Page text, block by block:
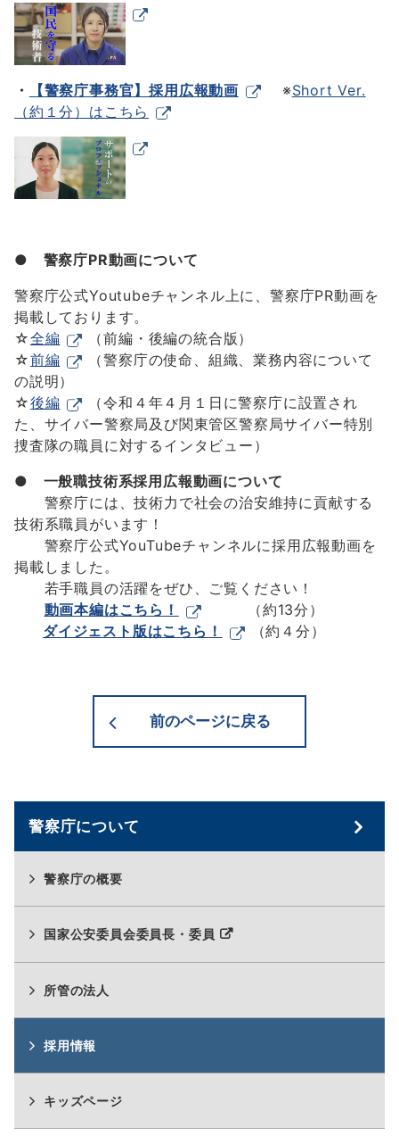
・ 【警察庁事務官】採用広報動画 ※Short Ver.
（約１分）はこちら
● 警察庁PR動画について
警察庁公式Youtubeチャンネル上に、警察庁PR動画を
掲載しております。
☆全編
（前編・後編の統合版）
☆前編
（警察庁の使命、組織、業務内容について
の説明）
☆後編
（令和４年４月１日に警察庁に設置され
た、サイバー警察局及び関東管区警察局サイバー特別
捜査隊の職員に対するインタビュー）
● 一般職技術系採用広報動画について
警察庁には、技術力で社会の治安維持に貢献する
技術系職員がいます！
警察庁公式YouTubeチャンネルに採用広報動画を
掲載しました。
若手職員の活躍をぜひ、ご覧ください！
動画本編はこちら！
（約13分）
ダイジェスト版はこちら！
（約４分）
前のページに戻る
警察庁について
警察庁の概要
国家公安委員会委員長・委員
所管の法人
採用情報
キッズページ